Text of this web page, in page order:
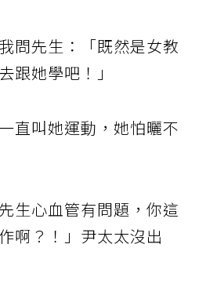
問先生：「既然是女教
跟她學吧！」
直叫她運動，她怕曬不
生心血管有問題，你這
啊？！」尹太太沒出